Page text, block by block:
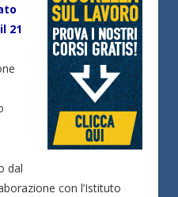
21
dal
con l’Istituto